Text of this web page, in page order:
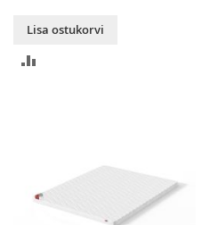
Lisa ostukorvi